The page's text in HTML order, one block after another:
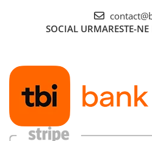
SOCIAL URMARESTE-